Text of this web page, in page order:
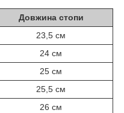
Довжина стопи
23,5 см
24 см
25 см
25,5 см
26 см